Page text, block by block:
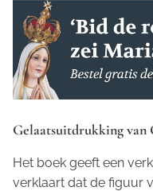
Gelaatsuitdrukking van
Het boek geeft een
verklaart dat de figuur